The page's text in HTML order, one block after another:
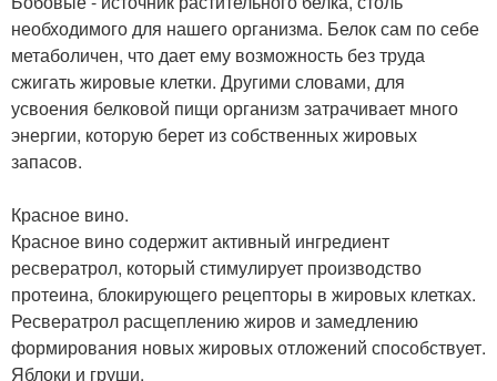
необходимого для нашего организма. Белок сам по себе
метаболичен, что дает ему возможность без труда
сжигать жировые клетки. Другими словами, для
усвоения белковой пищи организм затрачивает много
энергии, которую берет из собственных жировых
запасов.
Красное вино.
Красное вино содержит активный ингредиент
ресвератрол, который стимулирует производство
протеина, блокирующего рецепторы в жировых клетках.
Ресвератрол расщеплению жиров и замедлению
формирования новых жировых отложений способствует.
Яблоки и груши.